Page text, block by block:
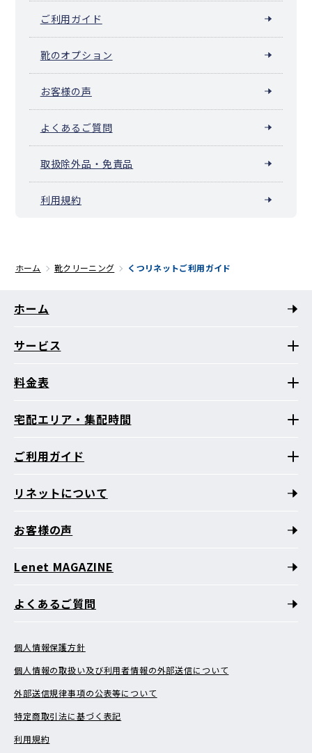
ご利用ガイド
靴のオプション
お客様の声
よくあるご質問
取扱除外品・免責品
利用規約
ホーム 靴クリーニング くつリネットご利用ガイド
ホーム
サービス
料金表
宅配エリア・集配時間
ご利用ガイド
リネットについて
お客様の声
Lenet MAGAZINE
よくあるご質問
個人情報保護方針
個人情報の取扱い及び利用者情報の外部送信について
外部送信規律事項の公表等について
特定商取引法に基づく表記
利用規約